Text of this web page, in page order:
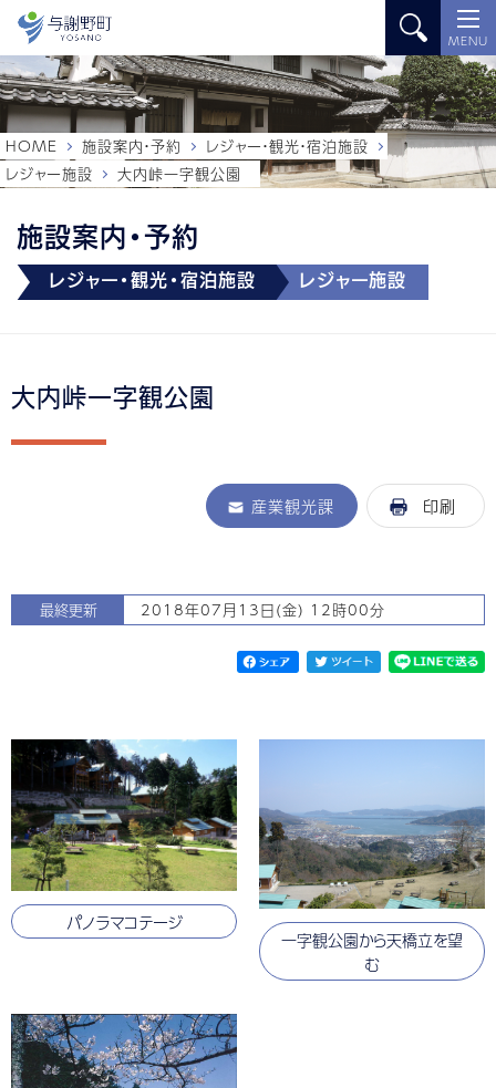
MENU
施設案内・予約
レジャー・観光・宿泊施設 レジャー施設
HOME 施設案内・予約
レジャー・観光・宿泊施設
レジャー施設
大内峠一字観公園
大内峠一字観公園
産業観光課 印刷
最終更新 2018年07月13日(金) 12時00分
パノラマコテージ
一字観公園から天橋立を望
む